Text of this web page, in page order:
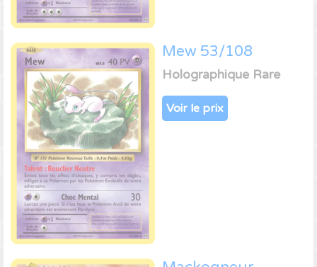
Mew 53/108
Holographique Rare
Voir le prix